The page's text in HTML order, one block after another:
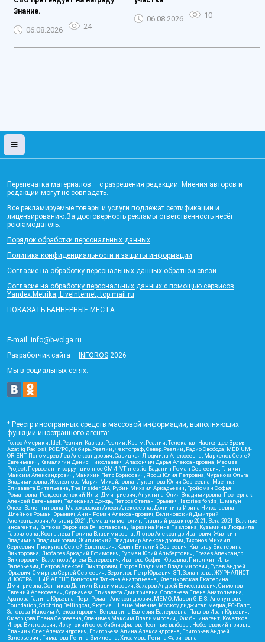
Знание.
06.08.2026 24
06.08.2026 10
Перепечатка материалов – с разрешения редакции. Мнения авторов и
редакции могут не совпадать.
Все рекламируемые товары и услуги подлежат сертификации и
лицензированию.За достоверность рекламы ответственность несёт
рекламодатель.
Порядок обработки персональных данных
Политика конфиденциальности и защиты информации
Согласие на обработку персональных данных обратной связи
Согласие на обработку персональных данных с помощью сервисов
Yandex.Metrika, LiveInternet, top.mail.ru
ПОКАЗАТЬ БАННЕРНЫЕ МЕСТА
E-mail: info@b-volga.ru
Разработчик сайта – INFOROS 2026
Мы в социальных сетях:
* Реестр иностранных средств массовой информации, выполняющих
функции иностранного агента:
Голос Америки, Idel.Реалии, Кавказ.Реалии, Крым.Реалии, Телеканал Настоящее Время,
Azatliq Radiosi, PCE/PC, Сибирь.Реалии, Фактограф, Север.Реалии, Радио Свобода, MEDIUM-
ORIENT, Пономарев Лев Александрович, Савицкая Людмила Алексеевна, Маркелов Сергей
Евгеньевич, Камалягин Денис Николаевич, Апахончич Дарья Александровна, Medusa
Project, Первое антикоррупционное СМИ, VTimes.io, Баданин Роман Сергеевич, Гликин
Максим Александрович, Маняхин Петр Борисович, Ярош Юлия Петровна, Чуракова Ольга
Владимировна, Железнова Мария Михайловна, Лукьянова Юлия Сергеевна, Маетная
Елизавета Витальевна, The Insider SIA, Рубин Михаил Аркадьевич, Гройсман Софья
Романовна, Рождественский Илья Дмитриевич, Апухтина Юлия Владимировна, Постернак
Алексей Евгеньевич, Телеканал Дождь, Петров Степан Юрьевич, Istories fonds, Шмагун
Олеся Валентиновна, Мароховская Алеся Алексеевна, Долинина Ирина Николаевна,
Шлейнов Роман Юрьевич, Анин Роман Александрович, Великовский Дмитрий
Александрович, Альтаир 2021, Ромашки монолит, Главный редактор 2021, Вега 2021, Важные
иноагенты, Каткова Вероника Вячеславовна, Карезина Инна Павловна, Кузьмина Людмила
Гавриловна, Костылева Полина Владимировна, Лютов Александр Иванович, Жилкин
Владимир Владимирович, Жилинский Владимир Александрович, Тихонов Михаил
Сергеевич, Пискунов Сергей Евгеньевич, Ковин Виталий Сергеевич, Кильтау Екатерина
Викторовна, Любарев Аркадий Ефимович, Гурман Юрий Альбертович, Грезев Александр
Викторович, Важенков Артем Валерьевич, Иванова София Юрьевна, Пигалкин Илья
Валерьевич, Петров Алексей Викторович, Егоров Владимир Владимирович, Гусев Андрей
Юрьевич, Смирнов Сергей Сергеевич, Верзилов Петр Юрьевич, ЗП, Зона права, ЖУРНАЛИСТ-
ИНОСТРАННЫЙ АГЕНТ, Вольтская Татьяна Анатольевна, Клепиковская Екатерина
Дмитриевна, Сотников Даниил Владимирович, Захаров Андрей Вячеславович, Симонов
Евгений Алексеевич, Сурначева Елизавета Дмитриевна, Соловьева Елена Анатольевна,
Арапова Галина Юрьевна, Перл Роман Александрович, МЕМО, Mason G.E.S. Anonymous
Foundation, Stichting Bellingcat, Якутия – Наше Мнение, Москоу диджитал медиа, РС-Балт,
Заговора Максим Александрович, Ветошкина Валерия Валерьевна, Павлов Иван Юрьевич,
Скворцова Елена Сергеевна, Оленичев Максим Владимирович, Как бы инагент, Кочетков
Игорь Викторович, Иркутский союз библиофилов, Честные выборы, Нобелевский призыв,
Еланчик Олег Александрович, Григорьева Алина Александровна, Григорьев Андрей
Валерьевич , Гималова Регина Эмилевна, Хисамова Регина Фаритовна